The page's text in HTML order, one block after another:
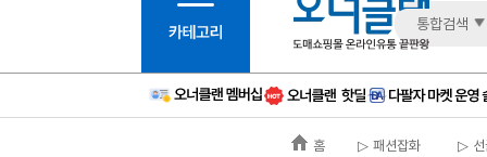
6등급
15등급
16등급
통합검색
홈 ▷ 패션잡화 ▷ 선